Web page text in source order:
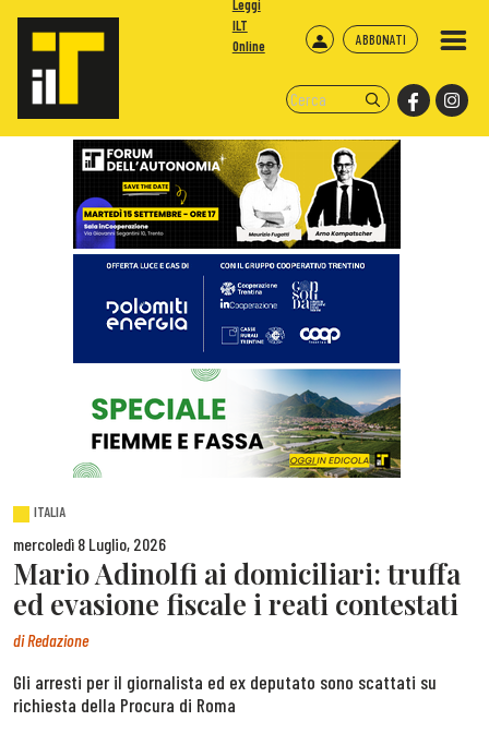
ABBONATI
Leggi
ILT
Online
ITALIA
mercoledì 8 Luglio, 2026
Mario Adinolfi ai domiciliari: truffa
ed evasione fiscale i reati contestati
diRedazione
Gli arresti per il giornalista ed ex deputato sono scattati su
richiesta della Procura di Roma